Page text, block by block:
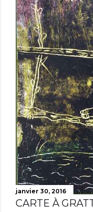
janvier 30, 2016
CARTE À